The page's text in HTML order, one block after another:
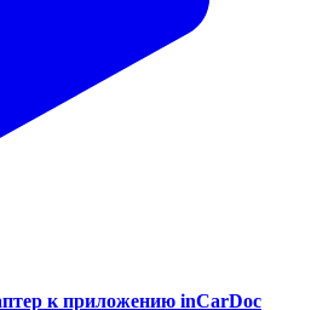
к приложению inCarDoc